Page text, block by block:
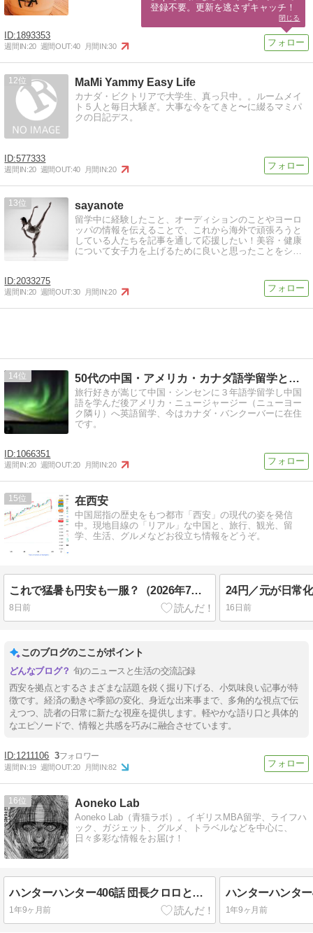
1893353
週間IN:20 週間OUT:40 月間IN:30
12 MaMi Yammy Easy Life
カナダ・ビクトリアで大学生、真っ只中。。ルームメイ
ト５人と毎日大騒ぎ。大事な今をてきと〜に綴るマミパ
クの日記デス。
577333
週間IN:20 週間OUT:40 月間IN:20
13 sayanote
留学中に経験したこと、オーディションのことやヨーロ
ッパの情報を伝えることで、これから海外で頑張ろうと
している人たちを記事を通して応援したい！美容・健康
について女子力を上げるために良いと思ったことをシェ
2033275
週間IN:20 週間OUT:30 月間IN:20
14 50代の中国・アメリカ・カナダ語学留学と旅行の日記
旅行好きが嵩じて中国・シンセンに３年語学留学し中国
語を学んだ後アメリカ・ニュージャージー（ニューヨー
ク隣り）へ英語留学、今はカナダ・バンクーバーに在住
です。
1066351
週間IN:20 週間OUT:20 月間IN:20
15 在西安
中国屈指の歴史をもつ都市「西安」の現代の姿を発信
中。現地目線の「リアル」な中国と、旅行、観光、留
学、生活、グルメなどお役立ち情報をどうぞ。
これで猛暑も円安も一服？（2026年7月31日の人民元）
8日前 16日前
このブログのここがポイント
旬のニュースと生活の交流記録
西安を拠点とするさまざまな話題を鋭く掘り下げる、小気味良い記事が特
徴です。経済の動きや季節の変化、身近な出来事まで、多角的な視点で伝
えつつ、読者の日常に新たな視座を提供します。軽やかな語り口と具体的
なエピソードで、情報と共感を巧みに融合させています。
1211106 3
週間IN:19 週間OUT:20 月間IN:82
16 Aoneko Lab
Aoneko Lab（青猫ラボ）。イギリスMBA留学、ライフハ
ック、ガジェット、グルメ、トラベルなどを中心に、
日々多彩な情報をお届け！
ハンターハンター406話 団長クロロとジャイロの関係性
1年9ヶ月前 1年9ヶ月前
登録不要。更新を逃さずキャッチ！
閉じる